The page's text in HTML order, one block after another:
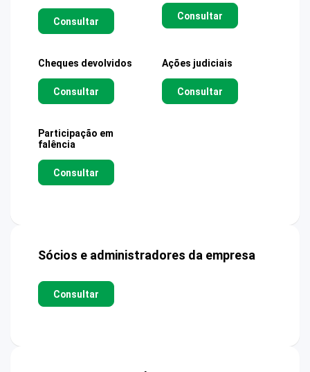
Consultar Consultar
Cheques devolvidos
Consultar
Ações judiciais
Consultar
Participação em
falência
Consultar
Sócios e administradores da empresa
Consultar